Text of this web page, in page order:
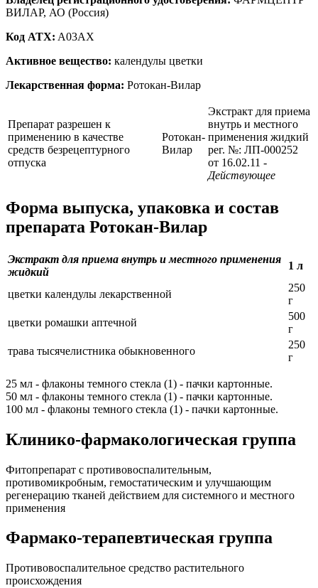
ВИЛАР, АО (Россия)
Код ATX: A03AX
Активное вещество: календулы цветки
Лекарственная форма: Ротокан-Вилар
Препарат разрешен к
применению в качестве
средств безрецептурного
отпуска
Ротокан-
Вилар
Экстракт для приема
внутрь и местного
применения жидкий
рег. №: ЛП-000252
от 16.02.11 -
Действующее
Форма выпуска, упаковка и состав
препарата Ротокан-Вилар
Экстракт для приема внутрь и местного применения
жидкий
1 л
цветки календулы лекарственной
250
г
цветки ромашки аптечной
500
г
трава тысячелистника обыкновенного
250
г
25 мл - флаконы темного стекла (1) - пачки картонные.
50 мл - флаконы темного стекла (1) - пачки картонные.
100 мл - флаконы темного стекла (1) - пачки картонные.
Клинико-фармакологическая группа
Фитопрепарат с противовоспалительным,
противомикробным, гемостатическим и улучшающим
регенерацию тканей действием для системного и местного
применения
Фармако-терапевтическая группа
Противовоспалительное средство растительного
происхождения